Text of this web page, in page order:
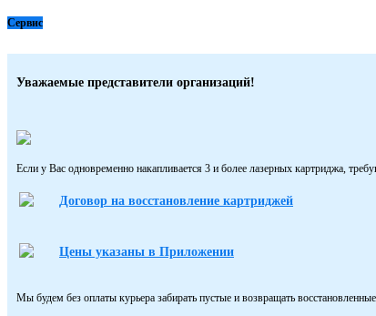
Сервис
Уважаемые представители организаций!
Если у Вас одновременно накапливается 3 и более лазерных картриджа,
Договор на восстановление картриджей
Цены указаны в Приложении
Мы будем без оплаты курьера забирать пустые и возвращать